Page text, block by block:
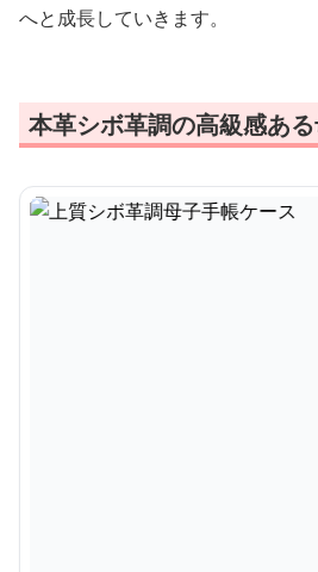
へと成長していきます。
本革シボ革調の高級感あ